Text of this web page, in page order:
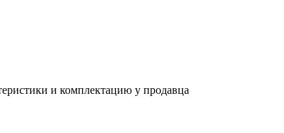
и комплектацию у продавца